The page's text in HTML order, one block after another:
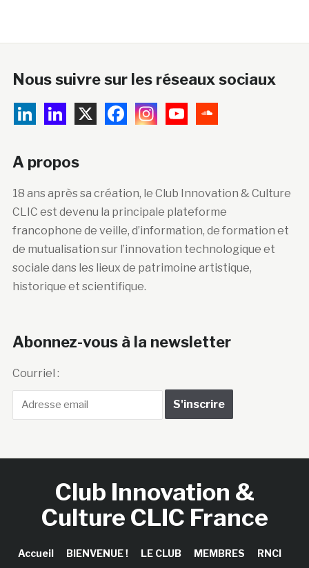
Nous suivre sur les réseaux sociaux
A propos
18 ans après sa création, le Club Innovation & Culture
CLIC est devenu la principale plateforme
francophone de veille, d’information, de formation et
de mutualisation sur l’innovation technologique et
sociale dans les lieux de patrimoine artistique,
historique et scientifique.
Abonnez-vous à la newsletter
Courriel :
Club Innovation &
Culture CLIC France
Accueil BIENVENUE ! LE CLUB MEMBRES
RNCI